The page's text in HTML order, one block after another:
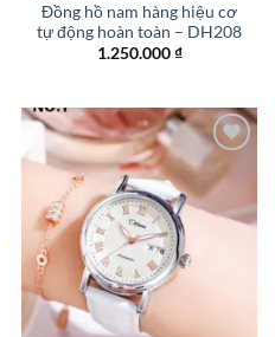
Đồng hồ nam hàng hiệu cơ
tự động hoàn toàn – DH208
1.250.000₫
Add to
wishlist